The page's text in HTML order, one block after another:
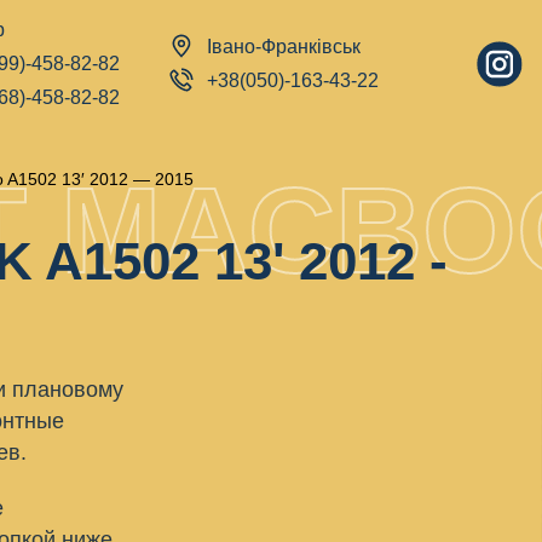
458-82-82
458-82-82
Івано-Франківськ
+38(050)-163-43-22
A1502 13′ 2012 — 2015
13' 2012 -
плановому